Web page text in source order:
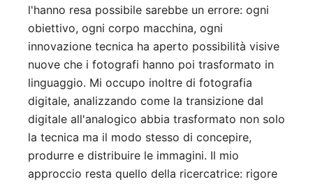
l'hanno resa possibile sarebbe un errore: ogni
obiettivo, ogni corpo macchina, ogni
innovazione tecnica ha aperto possibilità visive
nuove che i fotografi hanno poi trasformato in
linguaggio. Mi occupo inoltre di fotografia
digitale, analizzando come la transizione dal
digitale all'analogico abbia trasformato non solo
la tecnica ma il modo stesso di concepire,
produrre e distribuire le immagini. Il mio
approccio resta quello della ricercatrice: rigore